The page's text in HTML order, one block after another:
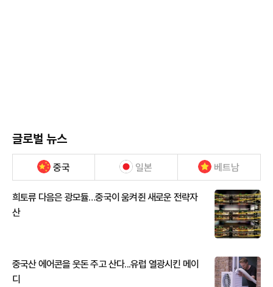
글로벌 뉴스
중국 일본 베트남
희토류 다음은 광모듈…중국이 움켜쥔 새로운 전략자
산
중국산 에어콘을 웃돈 주고 산다...유럽 열광시킨 메이
디